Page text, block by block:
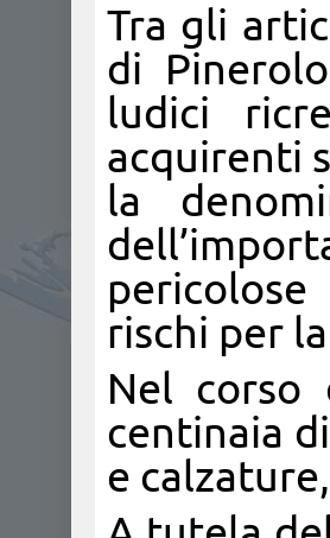
Tra gli
di
ludici
acquirenti
la
rischi per
Nel corso
centinaia
e